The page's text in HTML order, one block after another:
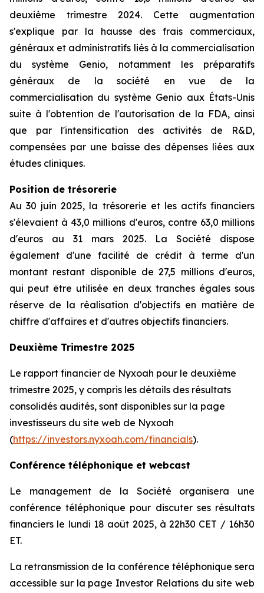
deuxième trimestre 2024. Cette augmentation
s'explique par la hausse des frais commerciaux,
généraux et administratifs liés à la commercialisation
du système Genio, notamment les préparatifs
généraux de la société en vue de la
commercialisation du système Genio aux États-Unis
suite à l'obtention de l'autorisation de la FDA, ainsi
que par l'intensification des activités de R&D,
compensées par une baisse des dépenses liées aux
études cliniques.
Position de trésorerie
Au 30 juin 2025, la trésorerie et les actifs financiers
s'élevaient à 43,0 millions d'euros, contre 63,0 millions
d'euros au 31 mars 2025. La Société dispose
également d'une facilité de crédit à terme d'un
montant restant disponible de 27,5 millions d'euros,
qui peut être utilisée en deux tranches égales sous
réserve de la réalisation d'objectifs en matière de
chiffre d'affaires et d'autres objectifs financiers.
Deuxième Trimestre 2025
Le rapport financier de Nyxoah pour le deuxième
trimestre 2025, y compris les détails des résultats
consolidés audités, sont disponibles sur la page
investisseurs du site web de Nyxoah
(https://investors.nyxoah.com/financials).
Conférence téléphonique et webcast
Le management de la Société organisera une
conférence téléphonique pour discuter ses résultats
financiers le lundi 18 août 2025, à 22h30 CET / 16h30
ET.
La retransmission de la conférence téléphonique sera
accessible sur la page Investor Relations du site web